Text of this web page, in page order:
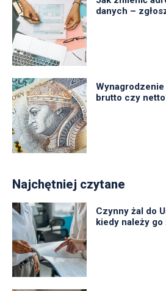
danych –
brutto czy
Najchętniej czytane
Czynny żal do
kiedy należy go